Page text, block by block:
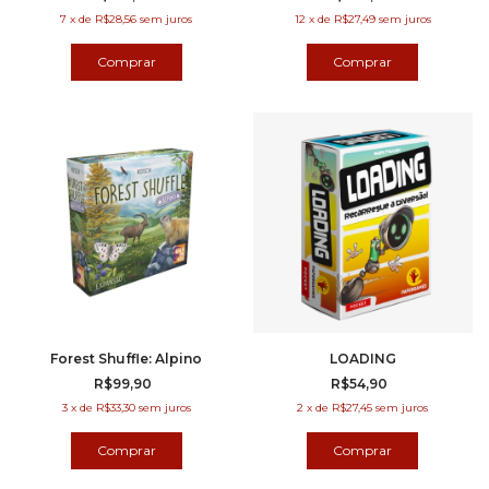
7 xde R$28,56 sem juros 12 x de R$27,49 sem juros
Forest Shuffle: Alpino
R$99,90
3 x de R$33,30 sem juros
LOADING
R$54,90
2 xde R$27,45 sem juros